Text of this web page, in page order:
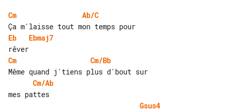
Cm
Ab/C
Eb
Ebmaj7
Cm
Cm/Bb
Cm/Ab
Gsus4